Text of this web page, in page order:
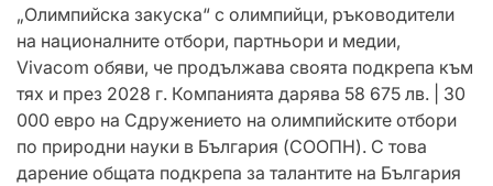
„Олимпийска закуска“ с олимпийци, ръководители
на националните отбори, партньори и медии,
Vivacom обяви, че продължава своята подкрепа към
тях и през 2028 г. Компанията дарява 58 675 лв. | 30
000 евро на Сдружението на олимпийските отбори
по природни науки в България (СООПН). С това
дарение общата подкрепа за талантите на България